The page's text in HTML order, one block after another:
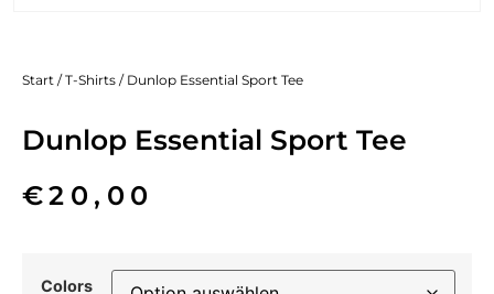
Start /T-Shirts / Dunlop Essential Sport Tee
Dunlop Essential Sport Tee
€20,00
Colors